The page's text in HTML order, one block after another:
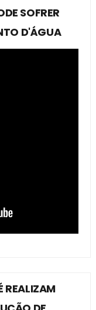
SOFRER
D'ÁGUA
REALIZAM